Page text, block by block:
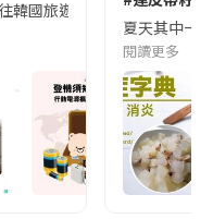
往韓國旅遊的民眾，近期要
夏天其中一
閱讀更多